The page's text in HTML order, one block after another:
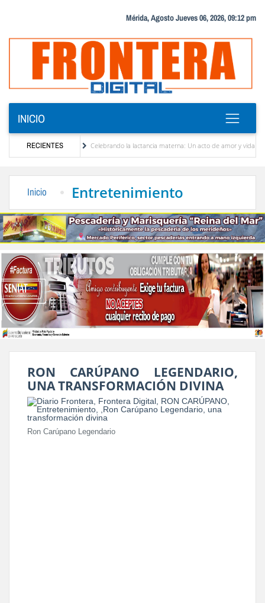
Mérida, Agosto Jueves 06, 2026, 09:12 pm
INICIO
RECIENTESCelebrando la lactancia materna: Un acto de amor y vida
Murió
Inicio Entretenimiento
RON CARÚPANO LEGENDARIO,
UNA TRANSFORMACIÓN DIVINA
Ron Carúpano Legendario